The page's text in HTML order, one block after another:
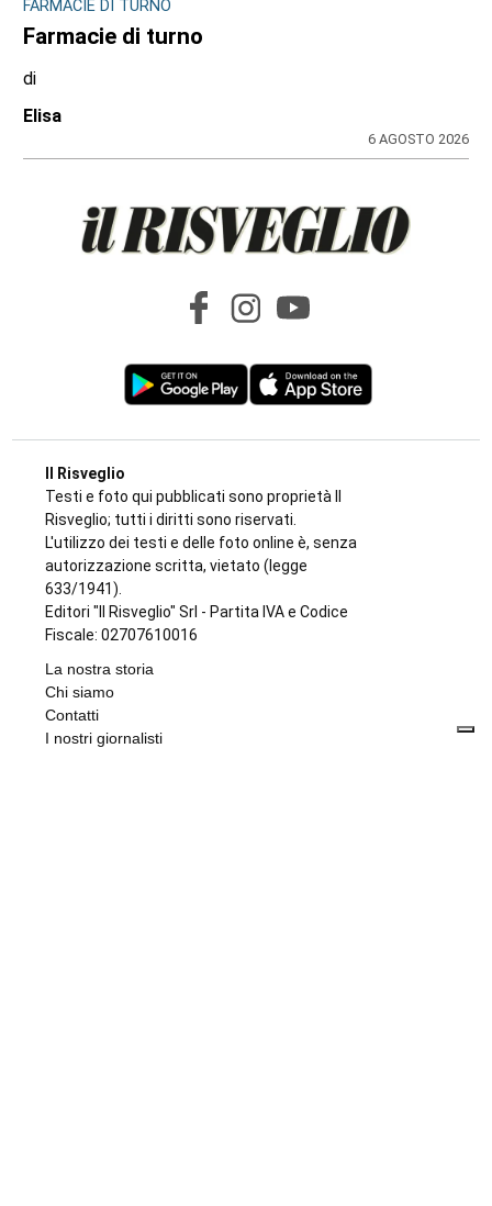
FARMACIE DI TURNO
Farmacie di turno
di
Elisa
6 AGOSTO 2026
Il Risveglio
Testi e foto qui pubblicati sono proprietà Il
Risveglio; tutti i diritti sono riservati.
L'utilizzo dei testi e delle foto online è, senza
autorizzazione scritta, vietato (legge
633/1941).
Editori "Il Risveglio" Srl - Partita IVA e Codice
Fiscale: 02707610016
La nostra storia
Chi siamo
Contatti
I nostri giornalisti